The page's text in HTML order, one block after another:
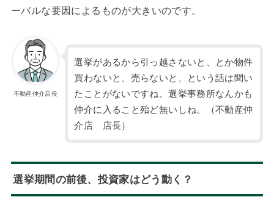
ーバルな要因によるものが大きいのです。
不動産仲介店長
選挙があるから引っ越さないと、とか物件
買わないと、売らないと、という話は聞い
たことがないですね。選挙事務所なんかも
仲介に入ること殆ど無いしね。（不動産仲
介店 店長）
選挙期間の前後、投資家はどう動く？